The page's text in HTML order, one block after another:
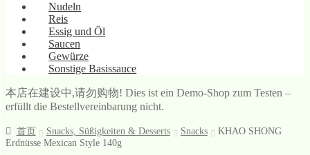
Nudeln
Reis
Essig und Öl
Saucen
Gewürze
Sonstige Basissauce
本店在建设中,请勿购物! Dies ist ein Demo-Shop zum Testen –
erfüllt die Bestellvereinbarung nicht.
首页 Snacks, Süßigkeiten & Desserts Snacks
KHAO SHONG
Erdnüsse Mexican Style 140g